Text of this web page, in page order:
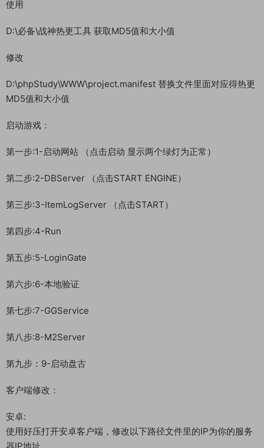
使用
D:\必备\战神热更工具 获取MD5值和大小值
修改
D:\phpStudy\WWW\project.manifest 替换文件里面对应得热更
MD5值和大小值
启动游戏：
第一步:1-启动网站 （点击启动 显示两个绿灯为正常）
第二步:2-DBServer （点击START ENGINE）
第三步:3-ItemLogServer （点击START）
第四步:4-Run
第五步:5-LoginGate
第六步:6-本地验证
第七步:7-GGService
第八步:8-M2Server
第九步：9-启动盘古
客户端修改：
安卓:
使用好压打开安卓客户端，修改以下路径文件里的IP为你的服务